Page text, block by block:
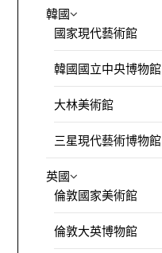
韓國
國家現代藝術館
韓國國立中央博物館
大林美術館
三星現代藝術博物館
英國
倫敦國家美術館
倫敦大英博物館